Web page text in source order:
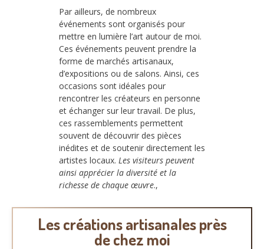
Par ailleurs, de nombreux
événements sont organisés pour
mettre en lumière l’art autour de moi.
Ces événements peuvent prendre la
forme de marchés artisanaux,
d’expositions ou de salons. Ainsi, ces
occasions sont idéales pour
rencontrer les créateurs en personne
et échanger sur leur travail. De plus,
ces rassemblements permettent
souvent de découvrir des pièces
inédites et de soutenir directement les
artistes locaux. Les visiteurs peuvent
ainsi apprécier la diversité et la
richesse de chaque œuvre.,
Les créations artisanales près
de chez moi